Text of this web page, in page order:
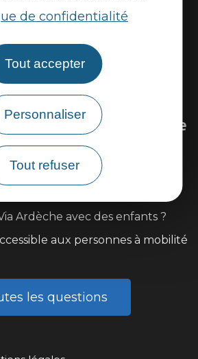
de confidentialité
Tout accepter
Personnaliser
Tout refuser
sur la Via Ardèche
sur la Via Ardèche
détaillée du parcours ?
son vélo sur l'itinéraire ?
Ardèche avec des enfants ?
aux personnes à mobilité
les questions